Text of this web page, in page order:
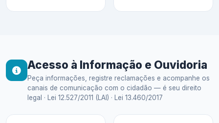
Acesso à Informação e Ouvidoria
Peça informações, registre reclamações e acompanhe os
canais de comunicação com o cidadão — é seu direito
legal · Lei 12.527/2011 (LAI) · Lei 13.460/2017